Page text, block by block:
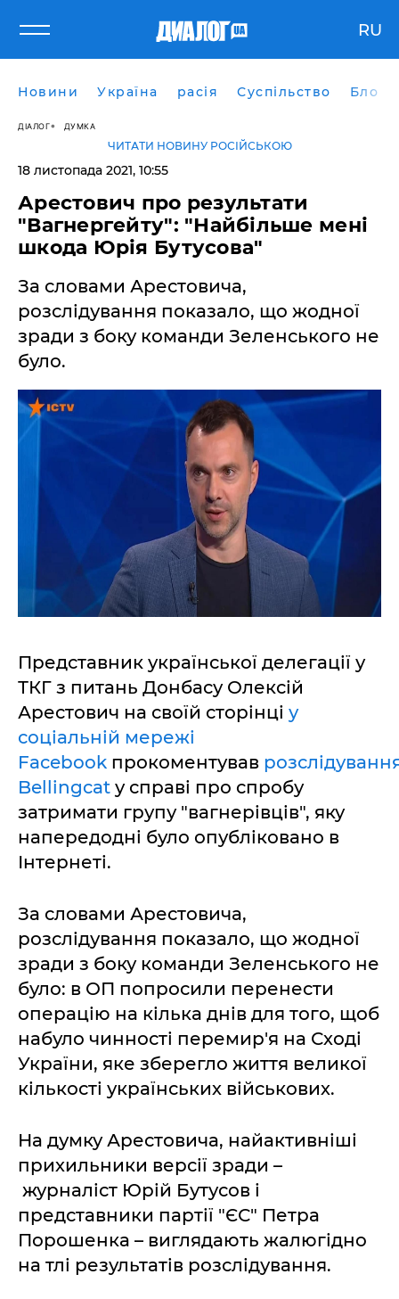
RU
Новини Україна расія Суспільство Блоги
ДІАЛОГ ДУМКА
ЧИТАТИ НОВИНУ РОСІЙСЬКОЮ
18 листопада 2021, 10:55
Арестович про результати
"Вагнергейту": "Найбільше мені
шкода Юрія Бутусова"
За словами Арестовича,
розслідування показало, що жодної
зради з боку команди Зеленського не
було.
Представник української делегації у
ТКГ з питань Донбасу Олексій
Арестович на своїй сторінці у
соціальній мережі
Facebook прокоментував
Bellingcat у справі про спробу
затримати групу "вагнерівців", яку
напередодні було опубліковано в
Інтернеті.
За словами Арестовича,
розслідування показало, що жодної
зради з боку команди Зеленського не
було: в ОП попросили перенести
операцію на кілька днів для того, щоб
набуло чинності перемир'я на Сході
України, яке зберегло життя великої
кількості українських військових.
На думку Арестовича, найактивніші
прихильники версії зради –
журналіст Юрій Бутусов і
представники партії "ЄС" Петра
Порошенка – виглядають жалюгідно
на тлі результатів розслідування.